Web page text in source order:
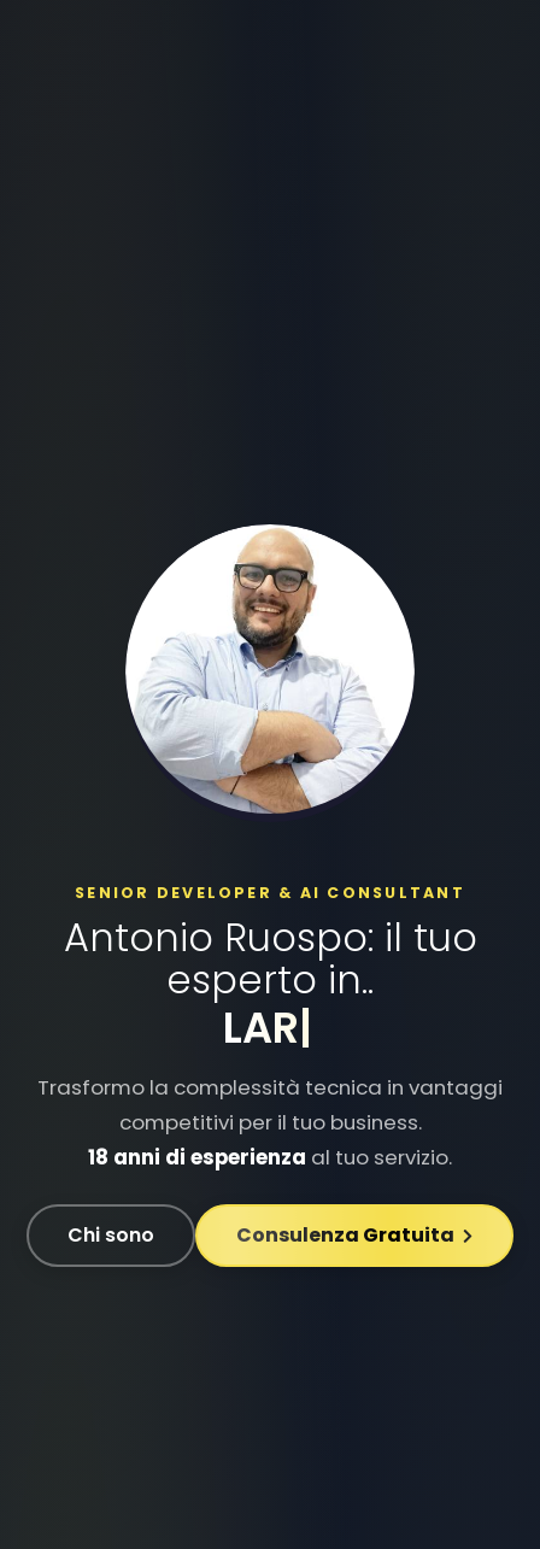
SENIOR DEVELOPER & AI CONSULTANT
Antonio Ruospo: il tuo
esperto in..
DOCKER
Trasformo la complessità tecnica in vantaggi
competitivi per il tuo business.
18 anni di esperienza al tuo servizio.
Chi sono Consulenza Gratuita